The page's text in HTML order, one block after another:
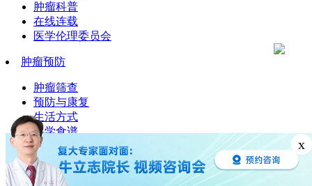
肿瘤科普
在线连载
医学伦理委员会
肿瘤预防
肿瘤筛查
预防与康复
生活方式
科学食谱
戒烟
肿瘤资讯
x